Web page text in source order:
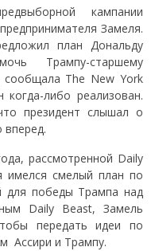
кампании
Замеля.
план Дональду
Трампу-старшему
сообщала The New York
либо реализован.
президент слышал о
вперед.
рассмотренной Daily
имелся смелый план по
для победы Трампа над
Daily Beast, Замель
передать идеи по
Ассири и Трампу.